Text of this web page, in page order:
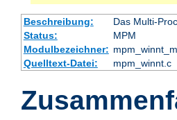
Beschreibung:
Das Multi-
Status:
MPM
Modulbezeichner:
Quelltext-Datei:
mpm_winnt.c